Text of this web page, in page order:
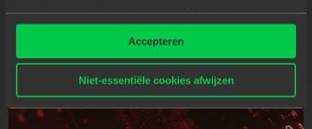
essentiële- en statistische cookies tijdens je bezoek.
Meer weten? Klik hierboven op 'Details' of lees onze
Accepteren
Niet-essentiële cookies afwijzen